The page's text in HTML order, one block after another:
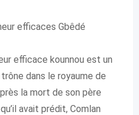
efficaces Gbêdé
efficace kounnou est un
dans le royaume de
la mort de son père
avait prédit, Comlan